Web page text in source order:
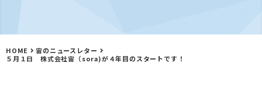
HOME
宙のニュースレター
５月１日 株式会社宙（sora)が４年目のスタートです！